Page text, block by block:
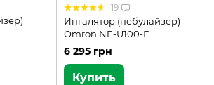
19
Ингалятор (небулайзер)
Omron NE-U100-Е
6 295 грн
Купить